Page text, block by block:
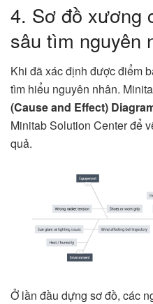
4. Sơ đồ xương
sâu tìm nguyên
Khi đã xác định được điểm
tìm hiểu nguyên nhân.
(Cause and Effect)
Minitab Solution Center để
quả.
Ở lần đầu dựng sơ đồ, các